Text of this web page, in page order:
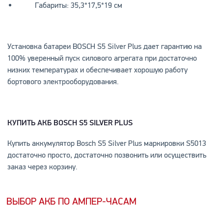
Габариты: 35,3*17,5*19 см
Установка батареи BOSCH S5 Silver Plus дает гарантию на
100% уверенный пуск силового агрегата при достаточно
низких температурах и обеспечивает хорошую работу
бортового электрооборудования.
КУПИТЬ АКБ BOSCH S5 SILVER PLUS
Купить аккумулятор Bosch S5 Silver Plus маркировки S5013
достаточно просто, достаточно позвонить или осуществить
заказ через корзину.
ВЫБОР АКБ ПО АМПЕР-ЧАСАМ